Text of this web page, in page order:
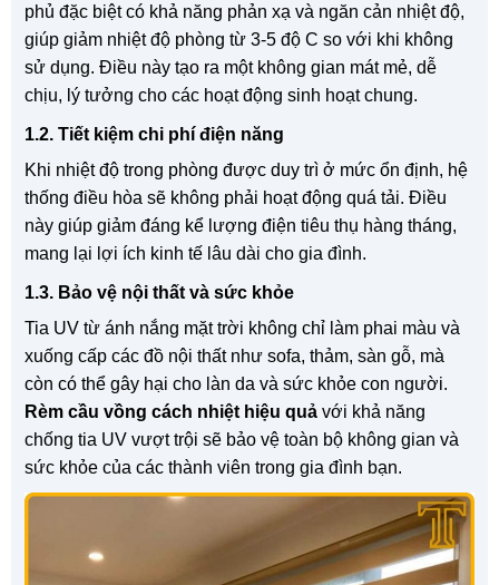
phủ đặc biệt có khả năng phản xạ và ngăn cản nhiệt độ,
giúp giảm nhiệt độ phòng từ 3-5 độ C so với khi không
sử dụng. Điều này tạo ra một không gian mát mẻ, dễ
chịu, lý tưởng cho các hoạt động sinh hoạt chung.
1.2. Tiết kiệm chi phí điện năng
Khi nhiệt độ trong phòng được duy trì ở mức ổn định, hệ
thống điều hòa sẽ không phải hoạt động quá tải. Điều
này giúp giảm đáng kể lượng điện tiêu thụ hàng tháng,
mang lại lợi ích kinh tế lâu dài cho gia đình.
1.3. Bảo vệ nội thất và sức khỏe
Tia UV từ ánh nắng mặt trời không chỉ làm phai màu và
xuống cấp các đồ nội thất như sofa, thảm, sàn gỗ, mà
còn có thể gây hại cho làn da và sức khỏe con người.
Rèm cầu vồng cách nhiệt hiệu quả với khả năng
chống tia UV vượt trội sẽ bảo vệ toàn bộ không gian và
sức khỏe của các thành viên trong gia đình bạn.